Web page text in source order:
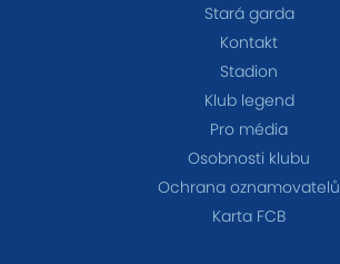
Stará garda
Kontakt
Stadion
Klub legend
Pro média
Osobnosti klubu
Ochrana oznamovatelů
Karta FCB